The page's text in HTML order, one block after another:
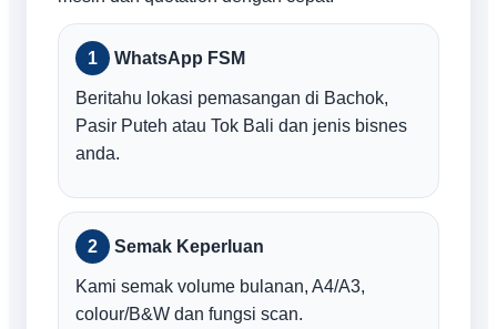
WhatsApp FSM
Beritahu lokasi pemasangan di Bachok,
Pasir Puteh atau Tok Bali dan jenis bisnes
anda.
Semak Keperluan
Kami semak volume bulanan, A4/A3,
colour/B&W dan fungsi scan.